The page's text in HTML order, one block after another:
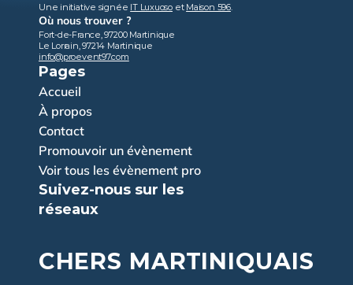
Une initiative signée IT Luxuoso et Maison 596.
Où nous trouver ?
Fort-de-France, 97200 Martinique
Le Lorrain, 97214 Martinique
info@proevent97.com
Pages
Accueil
À propos
Contact
Promouvoir un évènement
Voir tous les évènement pro
Suivez-nous sur les
réseaux
CHERS MARTINIQUAIS